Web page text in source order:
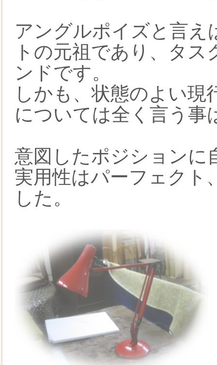
アングルポイズと言
トの元祖であり、タ
ンドです。
しかも、状態のよい
については全く言う事
意図したポジションに
実用性はパーフェクト
した。